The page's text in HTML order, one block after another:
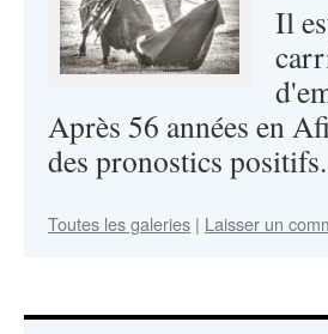
Il
Après 56 années en
des pronostics
Toutes les galeries | Laisser un